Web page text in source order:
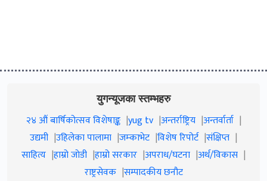
युगन्यूजका स्तम्भहरु
२४ औं बार्षिकोत्सव विशेषाङ्क yug tv अन्तर्राष्ट्रिय अन्तर्वार्ता
उद्यमी उहिलेका पालामा जम्काभेट विशेष रिपोर्ट संक्षिप्त
साहित्य हाम्रो जाेडी हाम्रो सरकार अपराध/घटना अर्थ/विकास
राष्ट्रसेवक सम्पादकीय छनौट